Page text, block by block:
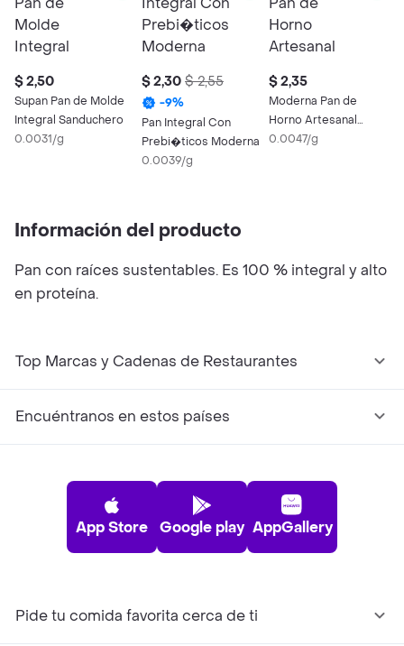
$ 2,50
Supan Pan de Molde
Integral Sanduchero
0.0031/g
$ 2,30 $ 2,55
-9%
Pan Integral Con
Prebi�ticos Moderna
0.0039/g
$ 2,35
Moderna Pan de
Horno Artesanal
Integral
0.0047/g
Información del producto
Pan con raíces sustentables. Es 100 % integral y alto
en proteína.
Top Marcas y Cadenas de Restaurantes
Encuéntranos en estos países
App Store Google play AppGallery
Pide tu comida favorita cerca de ti